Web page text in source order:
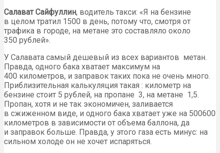
Салават Сайфуллин, водитель такси: «Я на бензине
в целом тратил 1500 в день, потому что, смотря от
трафика в городе, на метане это составляло около
350 рублей».
У Салавата самый дешевый из всех вариантов метан.
Правда, одного бака хватает максимум на
400 километров, и заправок таких пока не очень много.
Приблизительная калькуляция такая : километр на
бензине стоит 5 рублей, на пропане 3, на метане 1,5.
Пропан, хотя и не так экономичен, заливается
в сжиженном виде, и одного бака хватает уже на 500600
километров в зависимости от объема баллона, да
и заправок больше. Правда, у этого газа есть минус: на
сильном холоде он не хочет испаряться.